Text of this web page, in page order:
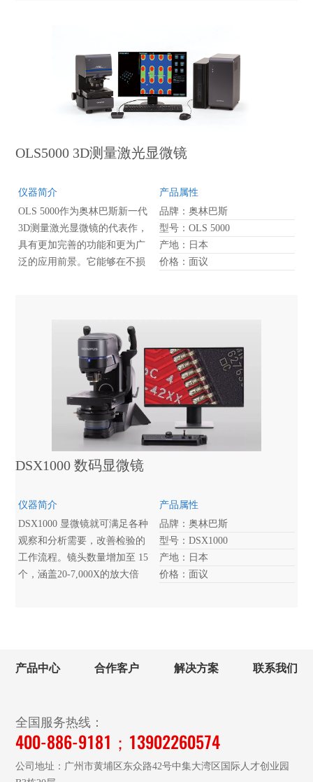
OLS5000 3D测量激光显微镜
仪器简介
OLS 5000作为奥林巴斯新一代
3D测量激光显微镜的代表作，
具有更加完善的功能和更为广
泛的应用前景。它能够在不损
产品属性
品牌：奥林巴斯
型号：OLS 5000
产地：日本
价格：面议
DSX1000 数码显微镜
仪器简介
DSX1000 显微镜就可满足各种
观察和分析需要，改善检验的
工作流程。镜头数量增加至 15
个，涵盖20-7,000X的放大倍
产品属性
品牌：奥林巴斯
型号：DSX1000
产地：日本
价格：面议
产品中心 合作客户 解决方案 联系我们
全国服务热线：
400-886-9181；13902260574
公司地址：广州市黄埔区东众路42号中集大湾区国际人才创业园